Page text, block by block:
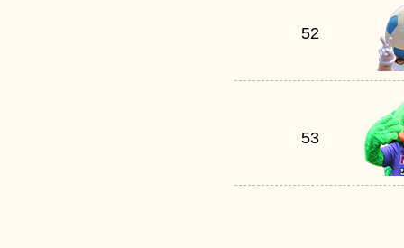
52
53